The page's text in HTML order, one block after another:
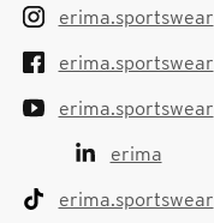
erima.sportswear
erima.sportswear
erima.sportswear
erima
erima.sportswear